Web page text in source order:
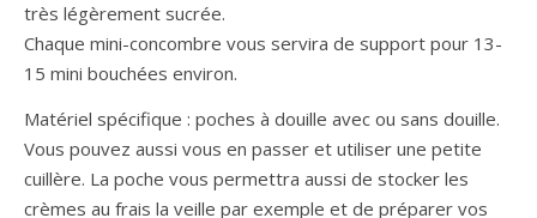
très légèrement sucrée.
Chaque mini-concombre vous servira de support pour 13-
15 mini bouchées environ.
Matériel spécifique : poches à douille avec ou sans douille.
Vous pouvez aussi vous en passer et utiliser une petite
cuillère. La poche vous permettra aussi de stocker les
crèmes au frais la veille par exemple et de préparer vos